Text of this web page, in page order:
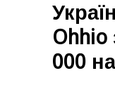
Ohhio
000